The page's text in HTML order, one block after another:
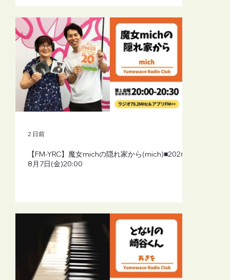
【FM-YRC】魔女michの隠れ家から(mich)■2026年
8月7日(金)20:00
2 日前